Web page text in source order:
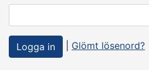
Glömt lösenord?